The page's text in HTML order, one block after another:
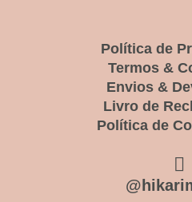
Política de
Termos &
Envios &
Livro de
Política de